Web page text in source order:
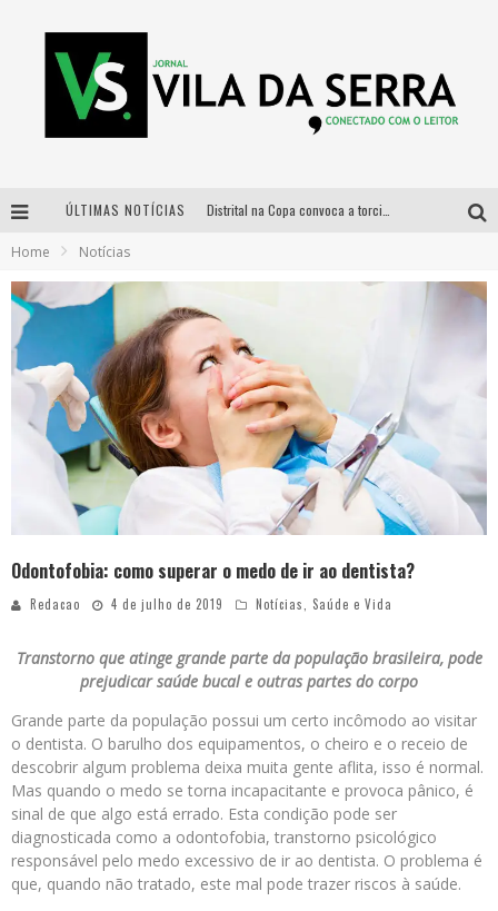
ÚLTIMAS NOTÍCIAS
Home Notícias
Odontofobia: como superar o medo de ir ao dentista?
Redacao 4 de julho de 2019 Notícias, Saúde e Vida
Transtorno que atinge grande parte da população brasileira, pode
prejudicar saúde bucal e outras partes do corpo
Grande parte da população possui um certo incômodo ao visitar
o dentista. O barulho dos equipamentos, o cheiro e o receio de
descobrir algum problema deixa muita gente aflita, isso é normal.
Mas quando o medo se torna incapacitante e provoca pânico, é
sinal de que algo está errado. Esta condição pode ser
diagnosticada como a odontofobia, transtorno psicológico
responsável pelo medo excessivo de ir ao dentista. O problema é
que, quando não tratado, este mal pode trazer riscos à saúde.